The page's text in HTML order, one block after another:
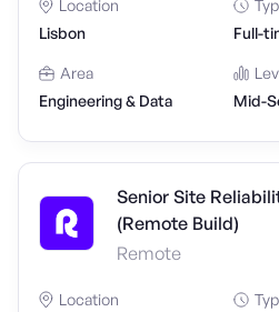
Location
Lisbon
Full-
Area
Engineering & Data
Mid-
Senior Site
(Remote Build)
Remote
Location